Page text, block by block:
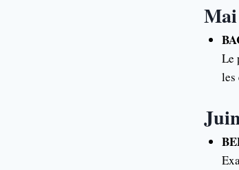
Mai
Le
les